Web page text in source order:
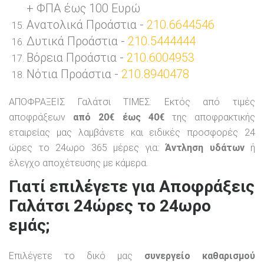
+ ΦΠΑ έως 100 Ευρώ
Ανατολικά Προάστια - 210.6644546
Δυτικά Προάστια - 210.5444444
Βόρεια Προάστια - 210.6004953
Νότια Προάστια - 210.8940478
ΑΠΟΦΡΑΞΕΙΣ Γαλάτσι ΤΙΜΕΣ: Εκτός από τιμές
αποφράξεων από 20€ έως 40€της αποφρακτικής
εταιρείας μας λαμβάνετε και ειδικές προσφορές 24
ώρες το 24ωρο 365 μέρες για: Άντληση υδάτωνή
έλεγχο αποχέτευσης με κάμερα.
Γιατί επιλέγετε για Αποφράξεις
Γαλάτσι 24ώρες το 24ωρο
εμάς;
Επιλέγετε το δικό μας συνεργείο καθαρισμού